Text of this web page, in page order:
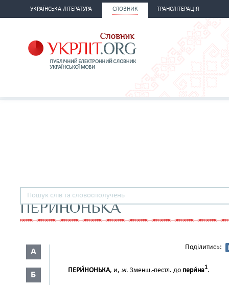
УКРАЇНСЬКА ЛІТЕРАТУРА СЛОВНИК ТРАНСЛІТЕРАЦІЯ
ПЕРИНОНЬКА
А
Б
Поділитись:
ПЕРИ́НОНЬКА, и, ж. Зменш.-пестл. до пери́на1.